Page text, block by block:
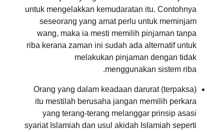
untuk mengelakkan kemudaratan itu. Contohnya
seseorang yang amat perlu untuk meminjam
wang, maka ia mesti memilih pinjaman tanpa
riba kerana zaman ini sudah ada alternatif untuk
melakukan pinjaman dengan tidak
menggunakan sistem riba.
Orang yang dalam keadaan darurat (terpaksa)
itu mestilah berusaha jangan memilih perkara
yang terang-terang melanggar prinsip asasi
syariat Islamiah dan usul akidah Islamiah seperti